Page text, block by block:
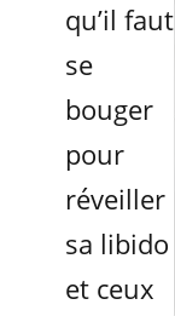
qu’il faut
se
bouger
pour
réveiller
sa libido
et ceux